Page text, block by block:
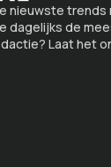
nieuwste trends
dagelijks de
Laat het